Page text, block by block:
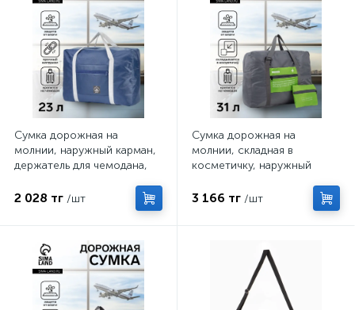
Сумка дорожная на
молнии, наружный карман,
держатель для чемодана,
2 028 тг /шт
Сумка дорожная на
молнии, складная в
косметичку, наружный
чемодана, серая, зелёная
3 166 тг /шт